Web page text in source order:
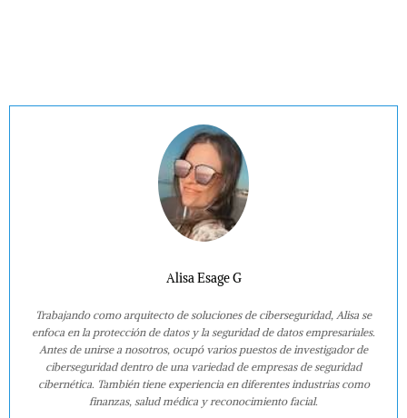
Alisa Esage G
Trabajando como arquitecto de soluciones de ciberseguridad, Alisa se
enfoca en la protección de datos y la seguridad de datos empresariales.
Antes de unirse a nosotros, ocupó varios puestos de investigador de
ciberseguridad dentro de una variedad de empresas de seguridad
cibernética. También tiene experiencia en diferentes industrias como
finanzas, salud médica y reconocimiento facial.